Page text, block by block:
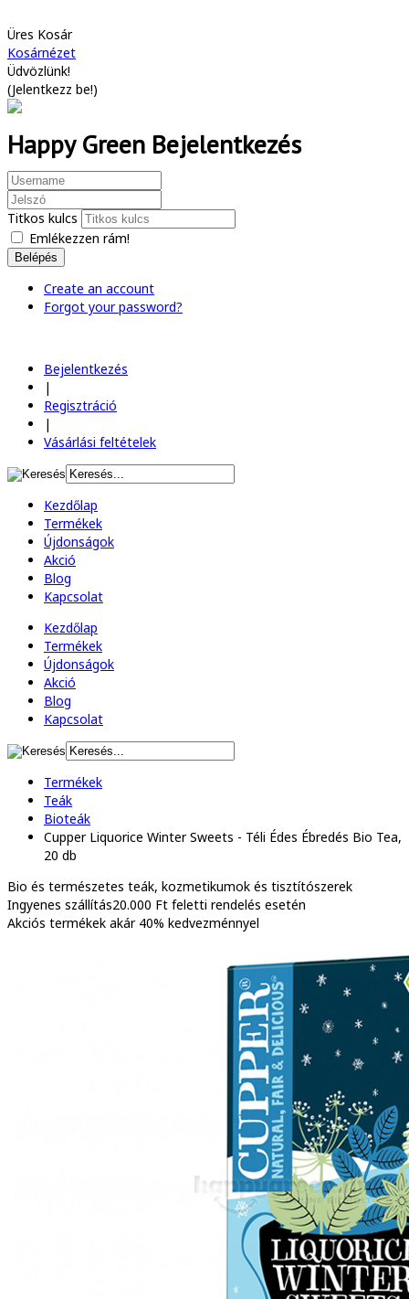
Üres Kosár
Kosárnézet
Üdvözlünk!
(Jelentkezz be!)
Happy Green Bejelentkezés
Titkos kulcs
Emlékezzen rám!
Belépés
Create an account
Forgot your password?
Bejelentkezés
|
Regisztráció
|
Vásárlási feltételek
Kezdőlap
Termékek
Újdonságok
Akció
Blog
Kapcsolat
Kezdőlap
Termékek
Újdonságok
Akció
Blog
Kapcsolat
Termékek
Teák
Bioteák
Cupper Liquorice Winter Sweets - Téli Édes Ébredés Bio Tea,
20 db
Bio és természetes teák, kozmetikumok és tisztítószerek
Ingyenes szállítás20.000 Ft feletti rendelés esetén
Akciós termékek akár 40% kedvezménnyel